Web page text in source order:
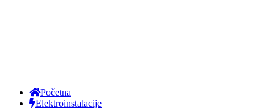
Početna
Elektroinstalacije